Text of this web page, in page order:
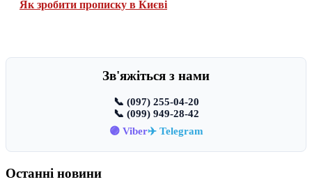
Як зробити прописку в Києві
Зв'яжіться з нами
📞 (097) 255-04-20
📞 (099) 949-28-42
🟣 Viber✈️ Telegram
Останні новини